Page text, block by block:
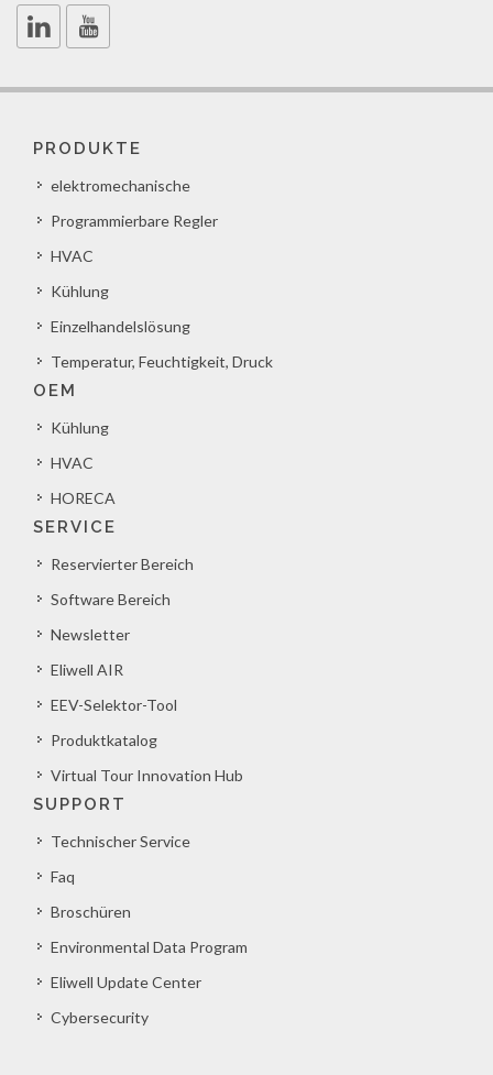
PRODUKTE
elektromechanische
Programmierbare Regler
HVAC
Kühlung
Einzelhandelslösung
Temperatur, Feuchtigkeit, Druck
OEM
Kühlung
HVAC
HORECA
SERVICE
Reservierter Bereich
Software Bereich
Newsletter
Eliwell AIR
EEV-Selektor-Tool
Produktkatalog
Virtual Tour Innovation Hub
SUPPORT
Technischer Service
Faq
Broschüren
Environmental Data Program
Eliwell Update Center
Cybersecurity